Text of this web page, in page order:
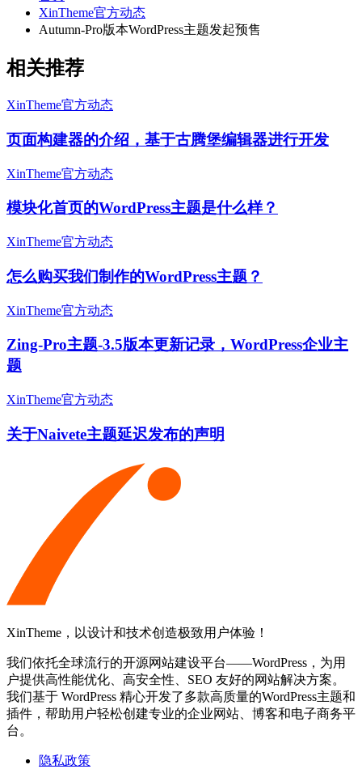
XinTheme官方动态
Autumn-Pro版本WordPress主题发起预售
相关推荐
XinTheme官方动态
页面构建器的介绍，基于古腾堡编辑器进行开发
XinTheme官方动态
模块化首页的WordPress主题是什么样？
XinTheme官方动态
怎么购买我们制作的WordPress主题？
XinTheme官方动态
Zing-Pro主题-3.5版本更新记录，WordPress企业主
题
XinTheme官方动态
关于Naivete主题延迟发布的声明
XinTheme，以设计和技术创造极致用户体验！
我们依托全球流行的开源网站建设平台——WordPress，为用
户提供高性能优化、高安全性、SEO 友好的网站解决方案。
我们基于 WordPress 精心开发了多款高质量的WordPress主题和
插件，帮助用户轻松创建专业的企业网站、博客和电子商务平
台。
隐私政策